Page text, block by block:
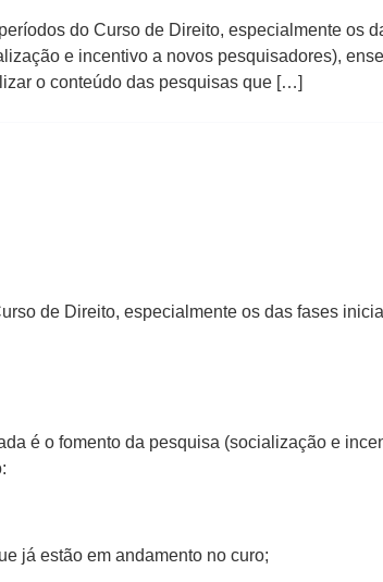
do Curso de Direito, especialmente
e incentivo a novos pesquisadores),
o conteúdo das pesquisas que […]
de Direito, especialmente os das fases
é o fomento da pesquisa (socialização e
já estão em andamento no curo;